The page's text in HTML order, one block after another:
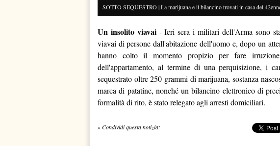
SOTTO SEQUESTRO | La marijuana e il bilancino trovati in casa del
Un insolito viavai- Ieri sera i militari dell'Arma sono
viavai di persone dall'abitazione dell'uomo e, dopo un
hanno colto il momento propizio per fare
dell'appartamento, al termine di una perquisizione, i
sequestrato oltre 250 grammi di marijuana, sostanza
marca di patatine, nonché un bilancino elettronico di
formalità di rito, è stato relegato agli arresti domiciliari.
» Condividi questa notizia: